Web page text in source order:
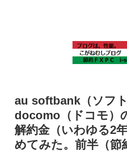
au softbank（ソフ
docomo（ドコモ）
解約金（いわゆる2
めてみた。前半（節